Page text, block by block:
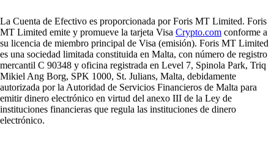
La Cuenta de Efectivo es proporcionada por Foris MT Limited. Foris
MT Limited emite y promueve la tarjeta Visa Crypto.com conforme a
su licencia de miembro principal de Visa (emisión). Foris MT Limited
es una sociedad limitada constituida en Malta, con número de registro
mercantil C 90348 y oficina registrada en Level 7, Spinola Park, Triq
Mikiel Ang Borg, SPK 1000, St. Julians, Malta, debidamente
autorizada por la Autoridad de Servicios Financieros de Malta para
emitir dinero electrónico en virtud del anexo III de la Ley de
instituciones financieras que regula las instituciones de dinero
electrónico.